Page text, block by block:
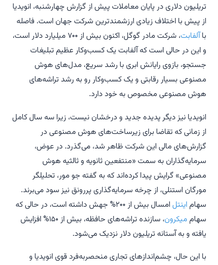
تریلیون دلاری در پایان معاملات پیش از گزارش چهارشنبه، انویدیا
از پیش با اختلاف زیادی ارزشمندترین شرکت جهان است. فاصله
باآلفابت
، شرکت مادر گوگل، اکنون بیش از ۷۰۰ میلیارد دلار است،
و این در حالی است که آلفابت یک کسب‌وکار عظیم تبلیغات
جستجو، بازوی رایانش ابری با رشد سریع، مدل‌های هوش
مصنوعی بسیار رقابتی و یک کسب‌وکار رو به رشد تراشه‌های
هوش مصنوعی مخصوص به خود دارد.
انویدیا نیز دیگر پدیده جدید و درخشان نیست، زیرا سه سال کامل
از زمانی که تقاضا برای زیرساخت‌های هوش مصنوعی در
گزارش‌های مالی این شرکت ظاهر شد، می‌گذرد. در عوض،
سرمایه‌گذاران به سمت «منتفعین ثانویه و ثالثیه هوش
مصنوعی» گرایش پیدا کرده‌اند که به گفته جو مور، تحلیلگر
مورگان استنلی، از چرخه سرمایه‌گذاری پررونق نیز سود می‌برند.
سهام اینتل
امسال بیش از ۲۰۰% جهش داشته است، در حالی که
سهام میکرون
، سازنده تراشه‌های حافظه، بیش از ۱۵۰% افزایش
یافته و به آستانه تریلیون دلار نزدیک می‌شود.
با این حال، چشم‌اندازهای تجاری منحصربه‌فرد قوی انویدیا و